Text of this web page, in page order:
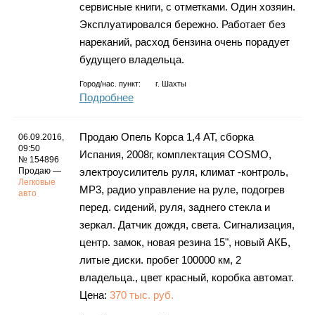
сервисные книги, с отметками. Один хозяин.
Эксплуатировался бережно. Работает без
нареканий, расход бензина очень порадует
будущего владельца.
Город/нас. пункт: г. Шахты
Подробнее
06.09.2016,
09:50
№ 154896
Продаю —
Легковые
авто
Продаю Опель Корса 1,4 АТ, сборка
Испания, 2008г, комплектация COSMO,
электроусилитель руля, климат -контроль,
МР3, радио управление на руле, подогрев
перед. сидений, руля, заднего стекла и
зеркал. Датчик дождя, света. Сигнализация,
центр. замок, новая резина 15", новый АКБ,
литые диски. пробег 100000 км, 2
владельца., цвет красный, коробка автомат.
Цена: 370 тыс. руб.